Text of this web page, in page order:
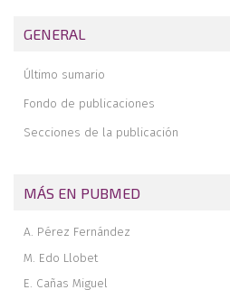
Memoria de la Beca Paragon de
Chicago
Revista de revistas
GENERAL
Último sumario
Fondo de publicaciones
Secciones de la publicación
MÁS EN PUBMED
A. Pérez Fernández
M. Edo Llobet
E. Cañas Miguel